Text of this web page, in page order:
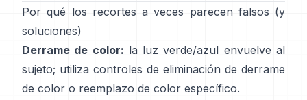
Por qué los recortes a veces parecen falsos (y
soluciones)
Derrame de color: la luz verde/azul envuelve al
sujeto; utiliza controles de eliminación de derrame
de color o reemplazo de color específico.